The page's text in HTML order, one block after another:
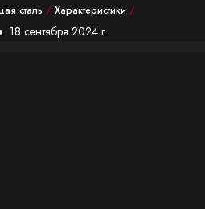
сталь / Характеристики /
18 сентября 2024 г.